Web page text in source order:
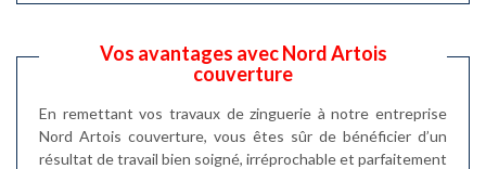
Vos avantages avec Nord Artois
couverture
En remettant vos travaux de zinguerie à notre entreprise
Nord Artois couverture, vous êtes sûr de bénéficier d’un
résultat de travail bien soigné, irréprochable et parfaitement